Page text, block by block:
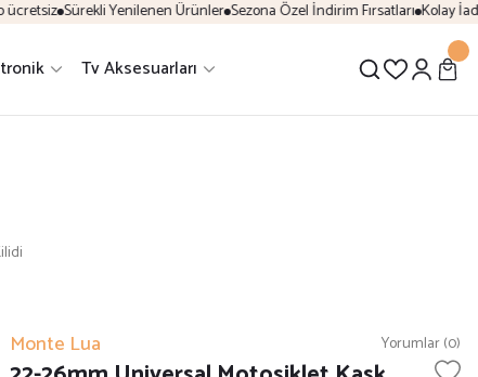
Sürekli Yenilenen Ürünler Sezona Özel İndirim Fırsatları Kolay İade
Tv Aksesuarları
Monte Lua Yorumlar (0)